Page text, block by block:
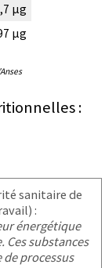
µg
µg
:
sanitaire de
:
énergétique
Ces substances
processus